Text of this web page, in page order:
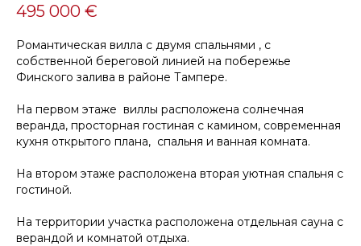
495 000 €
Романтическая вилла с двумя спальнями , с
собственной береговой линией на побережье
Финского залива в районе Тампере.
На первом этаже виллы расположена солнечная
веранда, просторная гостиная с камином, современная
кухня открытого плана, спальня и ванная комната.
На втором этаже расположена вторая уютная спальня с
гостиной.
На территории участка расположена отдельная сауна с
верандой и комнатой отдыха.